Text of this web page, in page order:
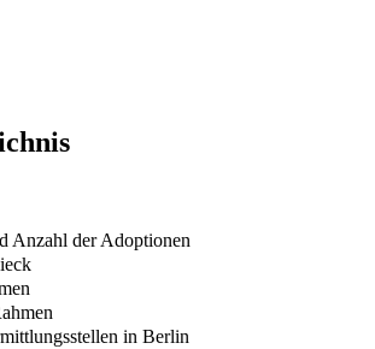
Anzahl der Adoptionen
in Berlin